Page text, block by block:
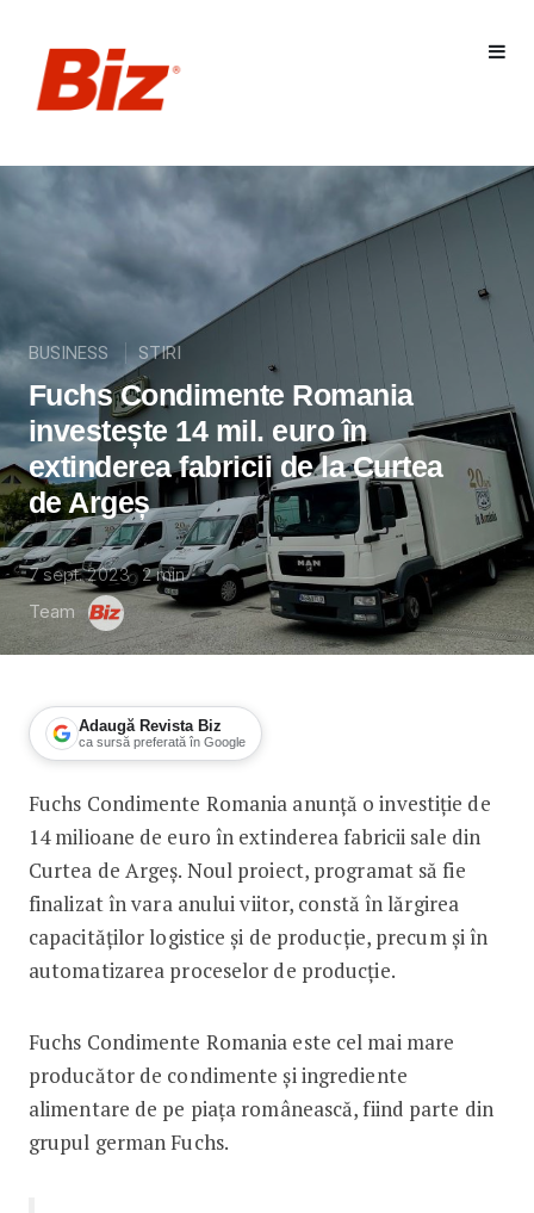
BUSINESS STIRI
Fuchs Condimente Romania
investește 14 mil. euro în
extinderea fabricii de la Curtea
de Argeș
7 sept. 2023 2min
Team
Adaugă Revista Biz
ca sursă preferată în Google
Fuchs Condimente Romania
Fuchs Condimente Romania anunță o investiție de
14 milioane de euro în extinderea fabricii sale din
Curtea de Argeș. Noul proiect, programat să fie
finalizat în vara anului viitor, constă în lărgirea
capacităților logistice și de producție, precum și în
automatizarea proceselor de producție.
Fuchs Condimente Romania este cel mai mare
producător de condimente și ingrediente
alimentare de pe piața românească, fiind parte din
grupul german Fuchs.